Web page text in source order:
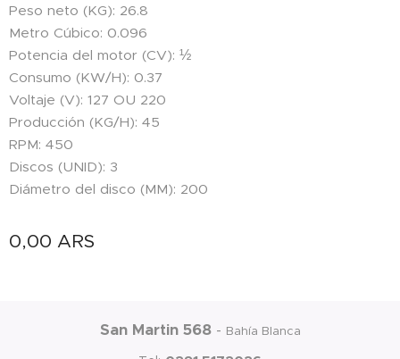
Peso neto (KG): 26.8
Metro Cúbico: 0.096
Potencia del motor (CV): ½
Consumo (KW/H): 0.37
Voltaje (V): 127 OU 220
Producción (KG/H): 45
RPM: 450
Discos (UNID): 3
Diámetro del disco (MM): 200
0,00 ARS
San Martin 568- Bahía Blanca